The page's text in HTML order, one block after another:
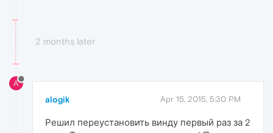
2 months later
A
alogik Apr 15, 2015, 5:30 PM
Решил переустановить винду первый раз за 2